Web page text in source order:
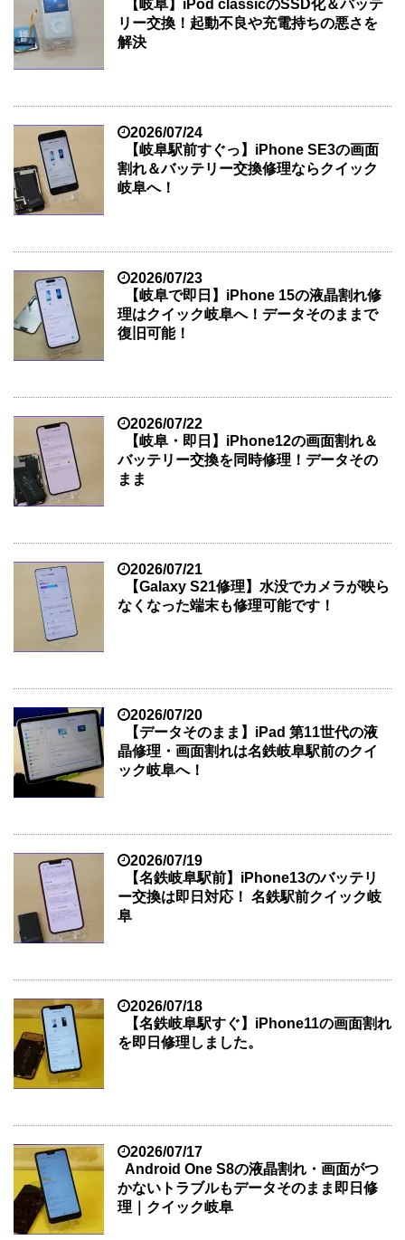
【岐阜】iPod classicのSSD化＆バッテ
リー交換！起動不良や充電持ちの悪さを
解決
2026/07/24
【岐阜駅前すぐっ】iPhone SE3の画面
割れ＆バッテリー交換修理ならクイック
岐阜へ！
2026/07/23
【岐阜で即日】iPhone 15の液晶割れ修
理はクイック岐阜へ！データそのままで
復旧可能！
2026/07/22
【岐阜・即日】iPhone12の画面割れ＆
バッテリー交換を同時修理！データその
まま
2026/07/21
【Galaxy S21修理】水没でカメラが映ら
なくなった端末も修理可能です！
2026/07/20
【データそのまま】iPad 第11世代の液
晶修理・画面割れは名鉄岐阜駅前のクイ
ック岐阜へ！
2026/07/19
【名鉄岐阜駅前】iPhone13のバッテリ
ー交換は即日対応！ 名鉄駅前クイック岐
阜
2026/07/18
【名鉄岐阜駅すぐ】iPhone11の画面割れ
を即日修理しました。
2026/07/17
Android One S8の液晶割れ・画面がつ
かないトラブルもデータそのまま即日修
理｜クイック岐阜